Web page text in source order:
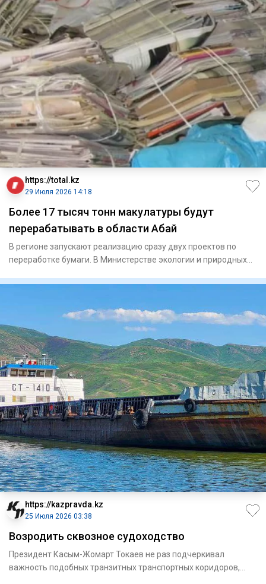
https://total.kz
29 Июля 2026 14:18
Более 17 тысяч тонн макулатуры будут
перерабатывать в области Абай
В регионе запускают реализацию сразу двух проектов по
переработке бумаги. В Министерстве экологии и природных
https://kazpravda.kz
25 Июля 2026 03:38
Возродить сквозное судоходство
Президент Касым-Жомарт Токаев не раз подчеркивал
важность подобных транзитных транспортных коридоров,